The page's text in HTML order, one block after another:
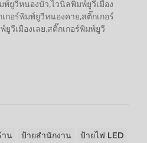
ยูวีหนองบัว,ไวนิลพิมพ์ยูวีเมือง
กอร์พิมพ์ยูวีหนองคาย,สติ๊กเกอร์
วีเมืองเลย,สติ๊กเกอร์พิมพ์ยูวี
าน ป้ายสำนักงาน ป้ายไฟ LED